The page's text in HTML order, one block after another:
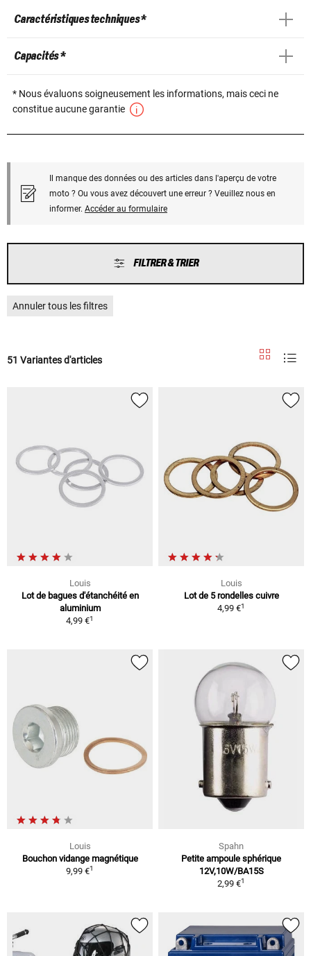
Caractéristiques techniques *
Capacités *
* Nous évaluons soigneusement les informations, mais ceci ne
constitue aucune garantie
Il manque des données ou des articles dans l'aperçu de votre
moto ? Ou vous avez découvert une erreur ? Veuillez nous en
informer. Accéder au formulaire
FILTRER & TRIER
Annuler tous les filtres
51 Variantes d'articles
Louis
Lot de bagues d'étanchéité en
aluminium
4,99 €1
Louis
Lot de 5 rondelles cuivre
4,99 €1
Louis
Bouchon vidange magnétique
9,99 €1
Spahn
Petite ampoule sphérique
12V,10W/BA15S
2,99 €1